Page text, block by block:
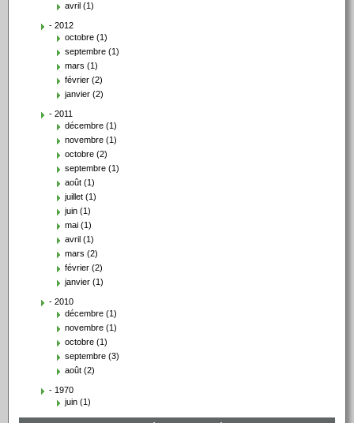
avril (1)
- 2012
octobre (1)
septembre (1)
mars (1)
février (2)
janvier (2)
- 2011
décembre (1)
novembre (1)
octobre (2)
septembre (1)
août (1)
juillet (1)
juin (1)
mai (1)
avril (1)
mars (2)
février (2)
janvier (1)
- 2010
décembre (1)
novembre (1)
octobre (1)
septembre (3)
août (2)
- 1970
juin (1)